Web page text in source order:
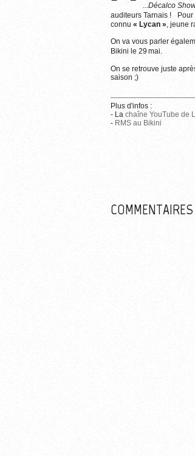
...Décalco
auditeurs Tarnais ! Pour
connu « Lycan », jeune
On va vous parler
Bikini le 29 mai.
On se retrouve juste
saison ;)
Plus d'infos :
- La chaîne YouTube de
- RMS au Bikini
COMMENTAIRES